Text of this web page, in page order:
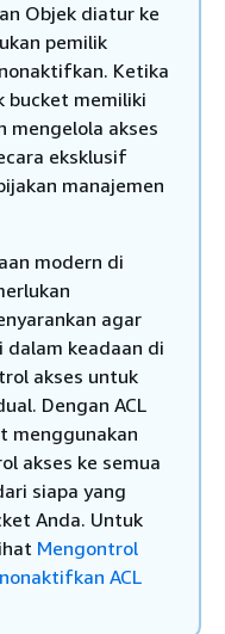
Objek diatur ke
pemilik
Ketika
bucket memiliki
mengelola akses
eksklusif
manajemen
modern di
agar
dalam keadaan di
akses untuk
Dengan ACL
menggunakan
akses ke semua
siapa yang
Anda. Untuk
Mengontrol
ACL